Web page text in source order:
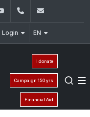
YouTube+961 (1) 421 368
Login EN
I donate
Campaign 150 yrs
Financial Aid